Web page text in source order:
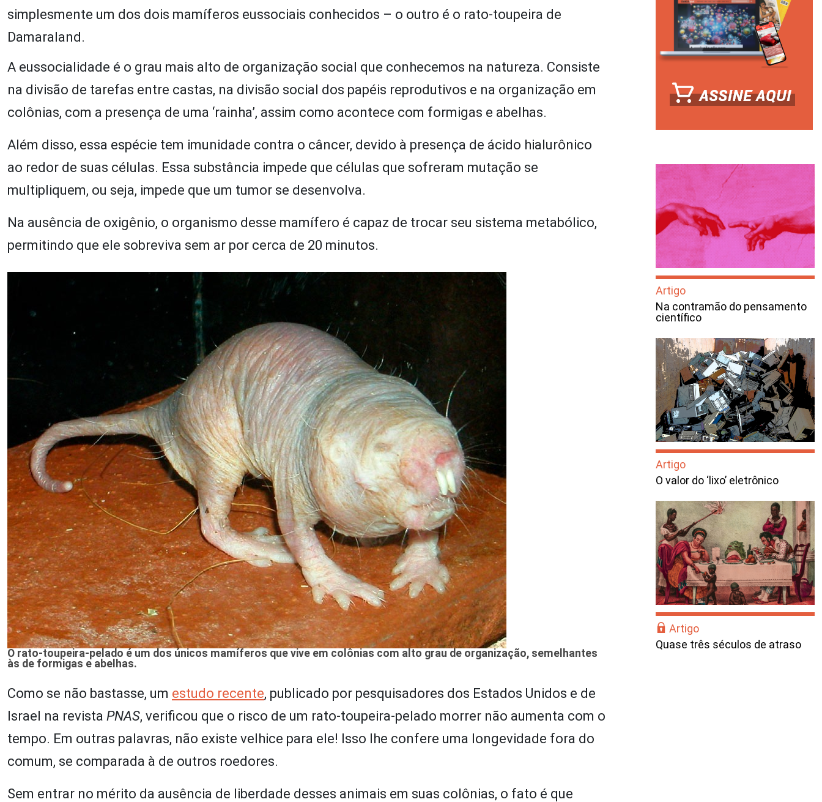
simplesmente um dos dois mamíferos eussociais conhecidos – o outro é o rato-toupeira de
Damaraland.
A eussocialidade é o grau mais alto de organização social que conhecemos na natureza. Consiste
na divisão de tarefas entre castas, na divisão social dos papéis reprodutivos e na organização em
colônias, com a presença de uma ‘rainha’, assim como acontece com formigas e abelhas.
Além disso, essa espécie tem imunidade contra o câncer, devido à presença de ácido hialurônico
ao redor de suas células. Essa substância impede que células que sofreram mutação se
multipliquem, ou seja, impede que um tumor se desenvolva.
Na ausência de oxigênio, o organismo desse mamífero é capaz de trocar seu sistema metabólico,
permitindo que ele sobreviva sem ar por cerca de 20 minutos.
O rato-toupeira-pelado é um dos únicos mamíferos que vive em colônias com alto grau de organização, semelhantes
às de formigas e abelhas.
Como se não bastasse, um estudo recente, publicado por pesquisadores dos Estados Unidos e de
Israel na revista PNAS, verificou que o risco de um rato-toupeira-pelado morrer não aumenta com o
tempo. Em outras palavras, não existe velhice para ele! Isso lhe confere uma longevidade fora do
comum, se comparada à de outros roedores.
Sem entrar no mérito da ausência de liberdade desses animais em suas colônias, o fato é que
Artigo
Na contramão do pensamento
científico
Artigo
O valor do ‘lixo’ eletrônico
Artigo
Quase três séculos de atraso